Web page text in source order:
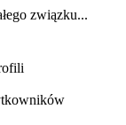
związku...